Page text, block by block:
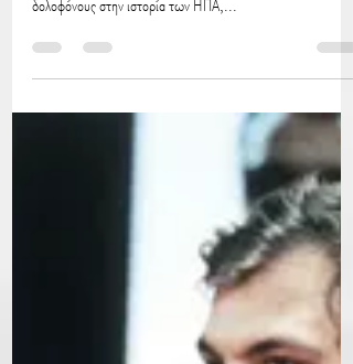
Ο John Wayne Gacy, που συχνά αποκαλείται «Κλόουν
δολοφόνος», ήταν ένας από τους χειρότερους κατά συρροή